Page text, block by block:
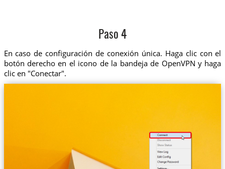
Paso 4
En caso de configuración de conexión única. Haga clic con el
botón derecho en el icono de la bandeja de OpenVPN y haga
clic en "Conectar".